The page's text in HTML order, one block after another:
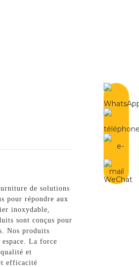
de solutions
pour répondre aux
inoxydable,
sont conçus pour
Nos produits
La force
et
efficacité